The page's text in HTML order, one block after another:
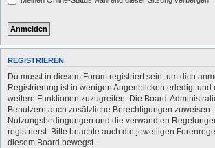
REGISTRIEREN
Du musst in diesem Forum registriert sein, um dich
Registrierung ist in wenigen Augenblicken erledigt und
weitere Funktionen zuzugreifen. Die Board-
Benutzern auch zusätzliche Berechtigungen zuweisen.
Nutzungsbedingungen und die verwandten
registrierst. Bitte beachte auch die jeweiligen
diesem Board bewegst.